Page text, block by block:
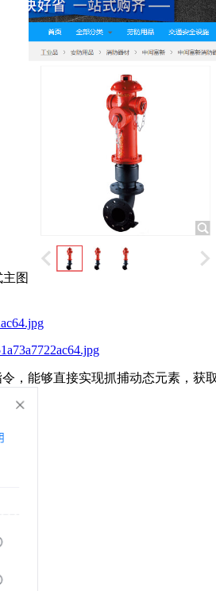
图
，能够直接实现抓捕动态元素，获